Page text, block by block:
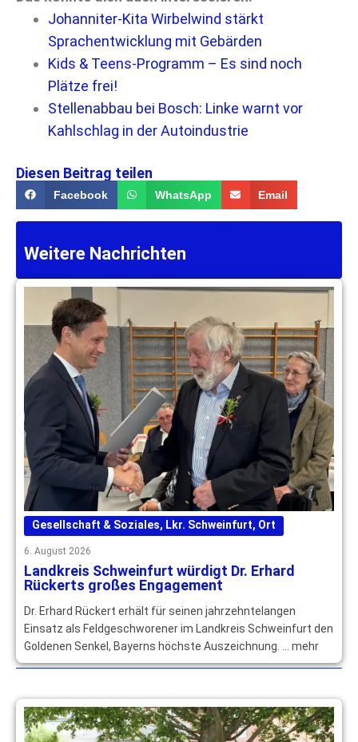
Johanniter-Kita Wirbelwind stärkt
Sprachentwicklung mit Gebärden
Kids & Teens-Programm – Es sind noch
Plätze frei!
Stellenabbau bei Bosch: Linke warnt vor
Kahlschlag in der Autoindustrie
Diesen Beitrag teilen
Facebook WhatsApp Email
Weitere Nachrichten
Gesellschaft & Soziales, Lkr. Schweinfurt, Ort
6. August 2026
Landkreis Schweinfurt würdigt Dr. Erhard
Rückerts großes Engagement
Dr. Erhard Rückert erhält für seinen jahrzehntelangen
Einsatz als Feldgeschworener im Landkreis Schweinfurt den
Goldenen Senkel, Bayerns höchste Auszeichnung. … mehr